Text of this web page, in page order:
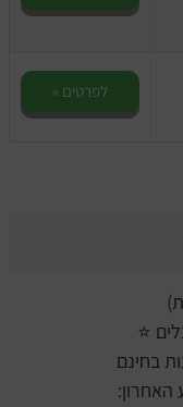
לפרטים »
⭐
בחינם
האחרון: